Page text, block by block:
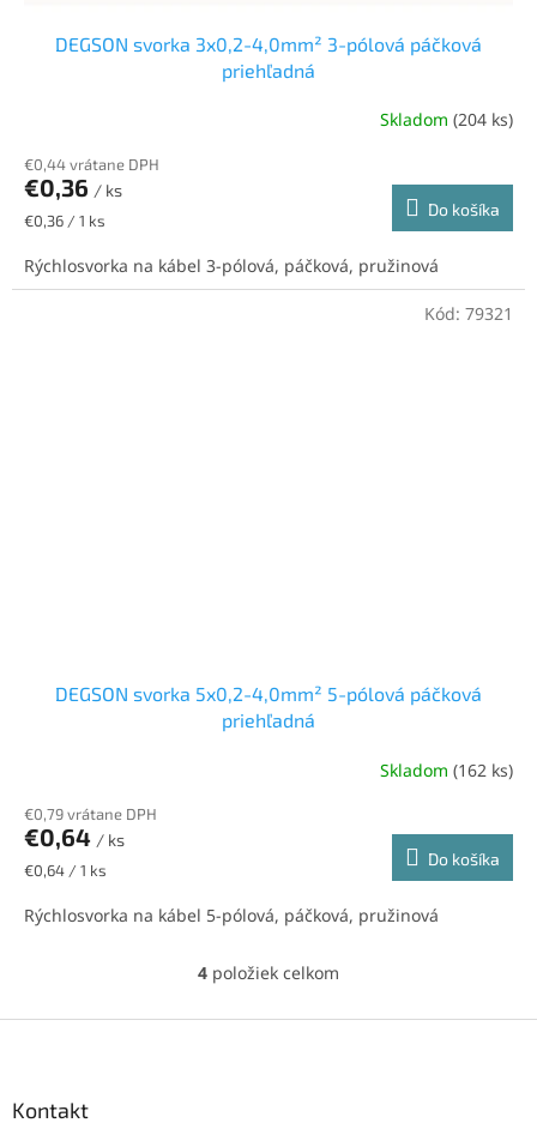
DEGSON svorka 3x0,2-4,0mm² 3-pólová páčková
priehľadná
Skladom (204 ks)
€0,44 vrátane DPH
€0,36 / ks
Jednotková
€0,36 / 1 ks
Do košíka
Rýchlosvorka na kábel 3-pólová, páčková, pružinová
DEGSON svorka 5x0,2-4,0mm² 5-pólová páčková
priehľadná
Skladom (162 ks)
€0,79 vrátane DPH
€0,64 / ks
Jednotková
€0,64 / 1 ks
Do košíka
Rýchlosvorka na kábel 5-pólová, páčková, pružinová
Kód: 79321
O
l
4 položiek celkom
Kontakt